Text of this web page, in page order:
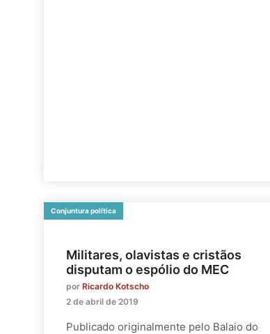
Conjuntura política
Militares, olavistas e cristãos
disputam o espólio do MEC
por Ricardo Kotscho
2 de abril de 2019
Publicado originalmente pelo Balaio do